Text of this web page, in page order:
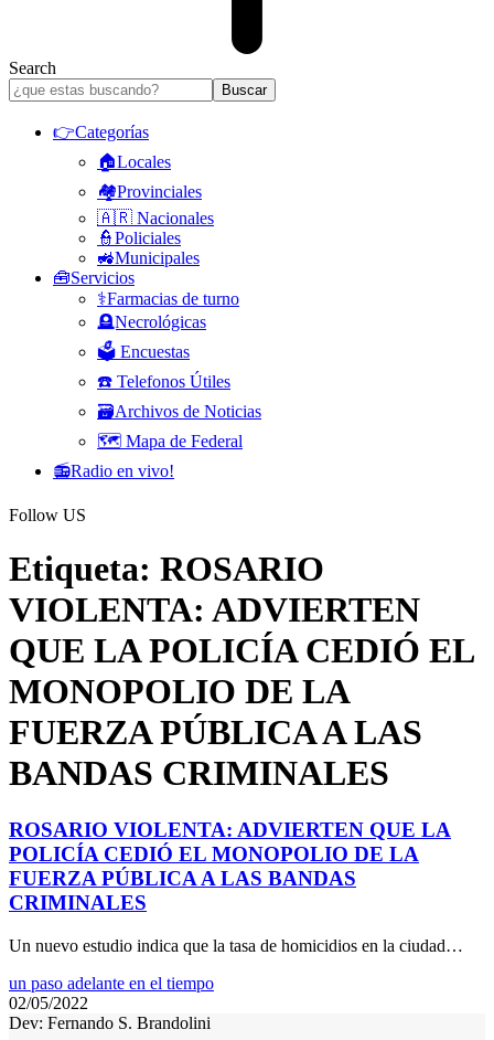
Search
👉Categorías
🏠Locales
🏘️Provinciales
🇦🇷 Nacionales
👮Policiales
🚜Municipales
🧰Servicios
⚕️Farmacias de turno
🪦Necrológicas
🗳️ Encuestas
☎️ Telefonos Útiles
🗃️Archivos de Noticias
🗺️ Mapa de Federal
📻Radio en vivo!
Follow US
Etiqueta: ROSARIO
VIOLENTA: ADVIERTEN
QUE LA POLICÍA CEDIÓ EL
MONOPOLIO DE LA
FUERZA PÚBLICA A LAS
BANDAS CRIMINALES
ROSARIO VIOLENTA: ADVIERTEN QUE LA
POLICÍA CEDIÓ EL MONOPOLIO DE LA
FUERZA PÚBLICA A LAS BANDAS
CRIMINALES
Un nuevo estudio indica que la tasa de homicidios en la ciudad…
un paso adelante en el tiempo
02/05/2022
Dev: Fernando S. Brandolini